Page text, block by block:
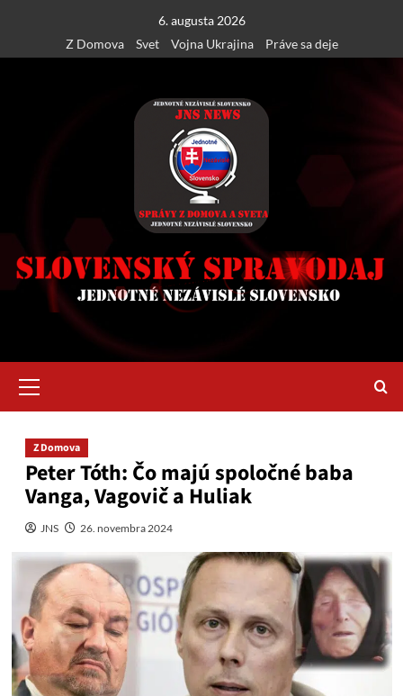
content
6. augusta 2026
Z Domova
Svet Vojna Ukrajina Práve sa deje
Menu
Z Domova
Peter Tóth: Čo majú spoločné baba
Vanga, Vagovič a Huliak
JNS 26. novembra 2024